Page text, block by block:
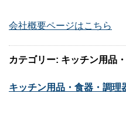
会社概要ページはこちら
カテゴリー: キッチン用品
キッチン用品・食器・調理